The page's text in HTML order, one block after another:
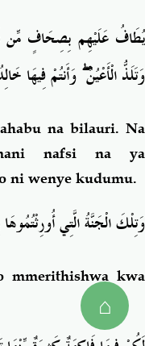
⌂
يُطَافُ عَلَيْهِم بِصِحَافٍ
وَتَلَذُّ الْأَعْيُنُۖوَأَنتُمْ فِيهَا
na bilauri. Na
nafsi na ya
ni wenye kudumu.
وَتِلْكَ الْجَنَّةُ الَّتِي
mmerithishwa kwa